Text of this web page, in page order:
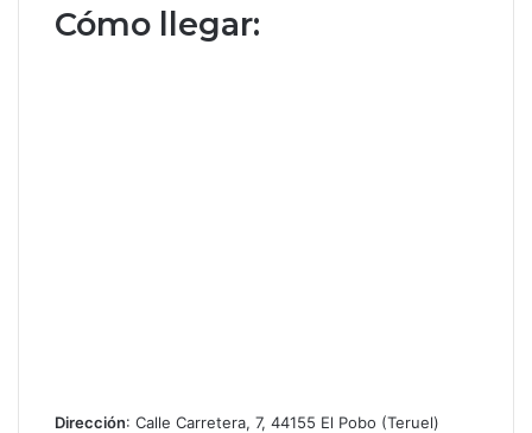
Cómo llegar:
Dirección: Calle Carretera, 7, 44155 El Pobo (Teruel)